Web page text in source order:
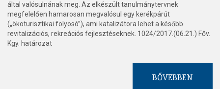
által valósulnának meg. Az elkészült tanulmánytervnek
megfelelően hamarosan megvalósul egy kerékpárút
(„ökoturisztikai folyosó”), ami katalizátora lehet a később
revitalizációs, rekreációs fejlesztéseknek. 1024/2017.(06.21.) Főv.
Kgy. határozat
BŐVEBBEN